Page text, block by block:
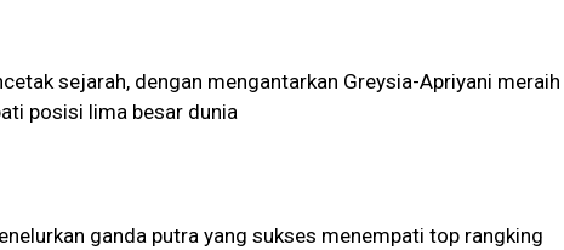
sejarah, dengan mengantarkan Greysia-Apriyani meraih
posisi lima besar dunia
ganda putra yang sukses menempati top rangking